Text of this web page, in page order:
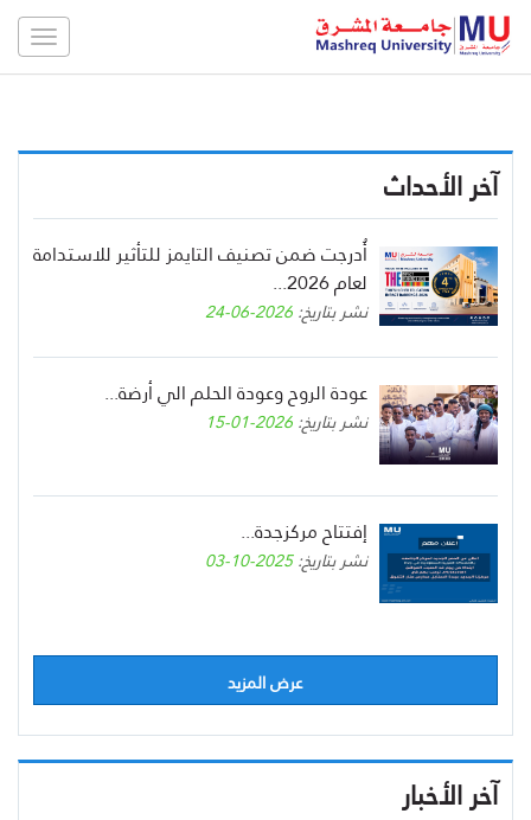
آخر الأحداث
أُدرجت ضمن تصنيف التايمز للتأثير للاستدامة
لعام 2026...
نشر بتاريخ:2026-06-24
عودة الروح وعودة الحلم الي أرضة...
نشر بتاريخ:2026-01-15
إفتتاح مركزجدة...
نشر بتاريخ:2025-10-03
عرض المزيد
آخر الأخبار